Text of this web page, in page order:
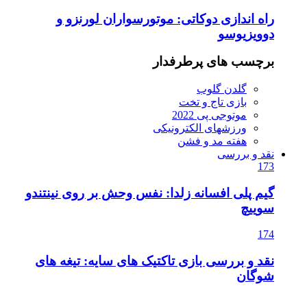
راه اندازی دوکاتی: موتورسواران لورنزو و
دوویزیوسو
برچسب های پرطرفدار
گلدن گلوب
بازی تاج و تخت
موتوجی پی 2022
ورزشهای الکترونیکی
هفته مد و فشن
نقد و بررسی
173
گیم پلی افسانه زلدا: نفس وحش بر روی نینتندو
سوییچ
174
نقد و بررسی بازی تاکتیک های سایه: تیغه های
شوگان